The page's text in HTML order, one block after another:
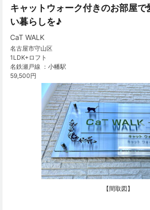
キャットウォーク付きのお部屋で
い暮らしを♪
CaT WALK
名古屋市守山区
1LDK+ロフト
名鉄瀬戸線 ：小幡駅
59,500円
【間取図】